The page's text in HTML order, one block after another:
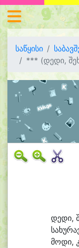
საწყისი
*** (დედი,
დედი,
სახუ
მოდი,